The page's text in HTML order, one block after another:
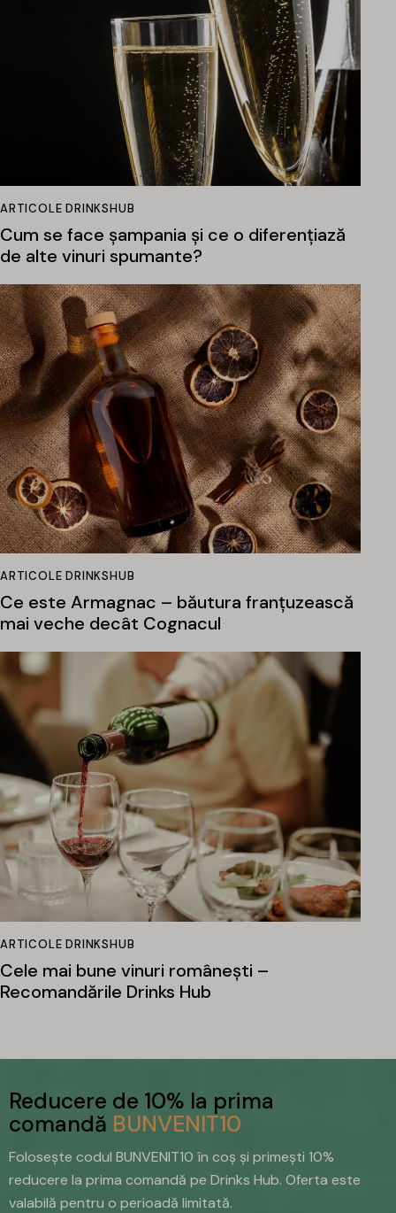
ARTICOLE DRINKSHUB
Cum se face șampania și ce o diferențiază
de alte vinuri spumante?
ARTICOLE DRINKSHUB
Ce este Armagnac – băutura franțuzească
mai veche decât Cognacul
ARTICOLE DRINKSHUB
Cele mai bune vinuri românești –
Recomandările Drinks Hub
Reducere de 10% la prima
comandă BUNVENIT10
Folosește codul BUNVENIT10 în coș și primești 10%
reducere la prima comandă pe Drinks Hub. Oferta este
valabilă pentru o perioadă limitată.